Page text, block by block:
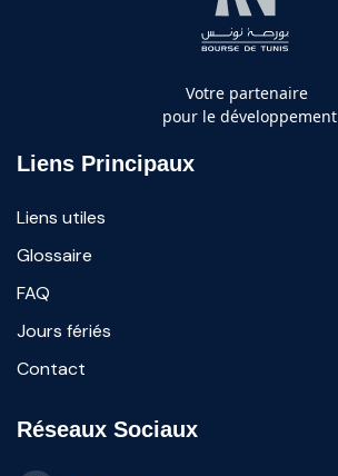
Votre partenaire
pour le développement
Liens Principaux
Liens utiles
Glossaire
FAQ
Jours fériés
Contact
Réseaux Sociaux